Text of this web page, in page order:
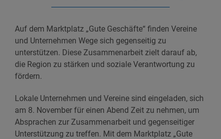
Auf dem Marktplatz „Gute Geschäfte“ finden Vereine
und Unternehmen Wege sich gegenseitig zu
unterstützen. Diese Zusammenarbeit zielt darauf ab,
die Region zu stärken und soziale Verantwortung zu
fördern.
Lokale Unternehmen und Vereine sind eingeladen, sich
am 8. November für einen Abend Zeit zu nehmen, um
Absprachen zur Zusammenarbeit und gegenseitiger
Unterstützung zu treffen. Mit dem Marktplatz „Gute